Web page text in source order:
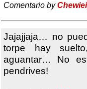
Comentario by
Jajajjaja… no
torpe hay
aguantar… No
pendrives!